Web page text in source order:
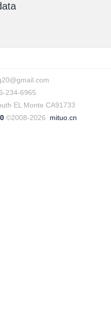
234-6965
EL Monte CA91733
©2008-2026 mituo.cn